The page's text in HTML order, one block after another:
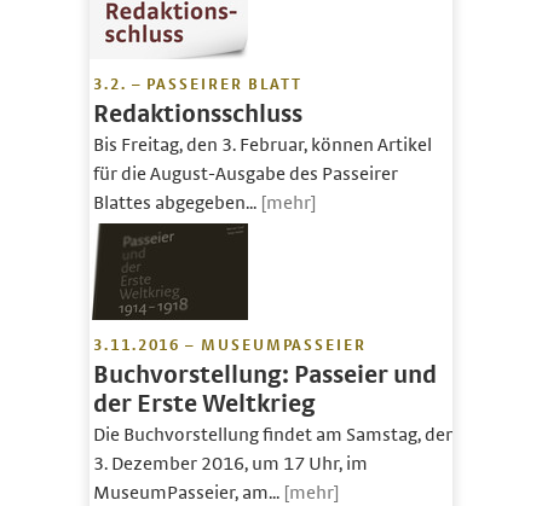
3.2. – PASSEIRER BLATT
Redaktionsschluss
Bis Freitag, den 3. Februar, können Artikel
für die August-Ausgabe des Passeirer
Blattes abgegeben... [mehr]
3.11.2016 – MUSEUMPASSEIER
Buchvorstellung: Passeier und
der Erste Weltkrieg
Die Buchvorstellung findet am Samstag, den
3. Dezember 2016, um 17 Uhr, im
MuseumPasseier, am... [mehr]